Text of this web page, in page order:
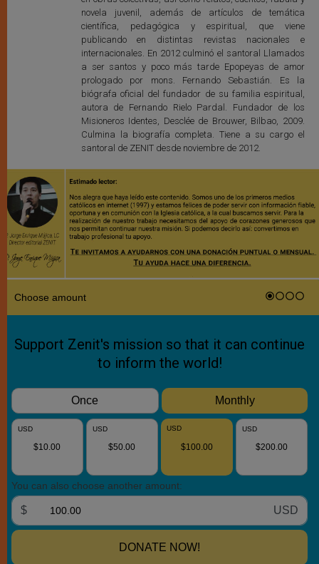
novela juvenil, además de artículos de temática
científica, pedagógica y espiritual, que viene
publicando en distintas revistas nacionales e
internacionales. En 2012 culminó el santoral Llamados
a ser santos y poco más tarde Epopeyas de amor
prologado por mons. Fernando Sebastián. Es la
biógrafa oficial del fundador de su familia espiritual,
autora de Fernando Rielo Pardal. Fundador de los
Misioneros Identes, Desclée de Brouwer, Bilbao, 2009.
Culmina la biografía completa. Tiene a su cargo el
santoral de ZENIT desde noviembre de 2012.